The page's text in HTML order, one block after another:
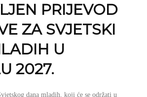
PRIJEVOD
ZA SVJETSKI
U
2027.
dana mladih, koji će se održati u